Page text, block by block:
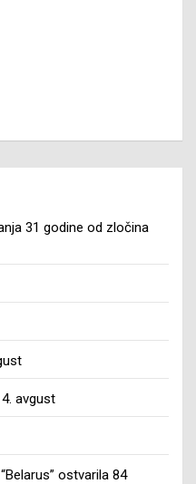
31 godine od zločina
avgust
ostvarila 84